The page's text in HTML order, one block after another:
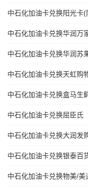
中石化加油卡兑换阳光卡(
中石化加油卡兑换华润万
中石化加油卡兑换华润苏
中石化加油卡兑换天虹购
中石化加油卡兑换盒马生
中石化加油卡兑换屈臣氏
中石化加油卡兑换大润发
中石化加油卡兑换银泰百
中石化加油卡兑换物美/美